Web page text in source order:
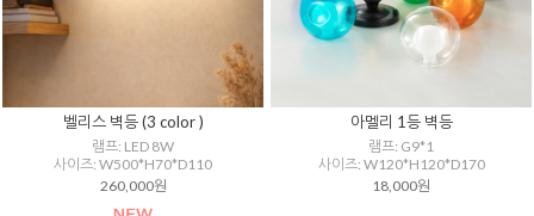
벨리스 벽등 (3 color )
램프: LED 8W
사이즈: W500*H70*D110
260,000원
아멜리 1등 벽등
램프: G9*1
사이즈: W120*H120*D170
18,000원